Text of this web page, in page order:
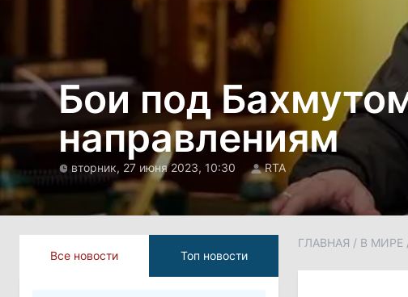
Бои под
направлениям
вторник, 27 июня 2023, 10:30 RTA
Все новости Топ новости
ГЛАВНАЯ / В МИРЕ